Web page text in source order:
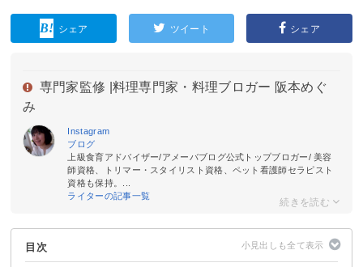
シェア ツイート シェア
専門家監修 | 料理専門家・料理ブロガー 阪本めぐ
み
Instagram
ブログ
上級食育アドバイザー/アメーバブログ公式トップブロガー/ 美容
師資格、トリマー・スタイリスト資格、ペット看護師セラピスト
資格も保持。...
ライターの記事一覧
目次